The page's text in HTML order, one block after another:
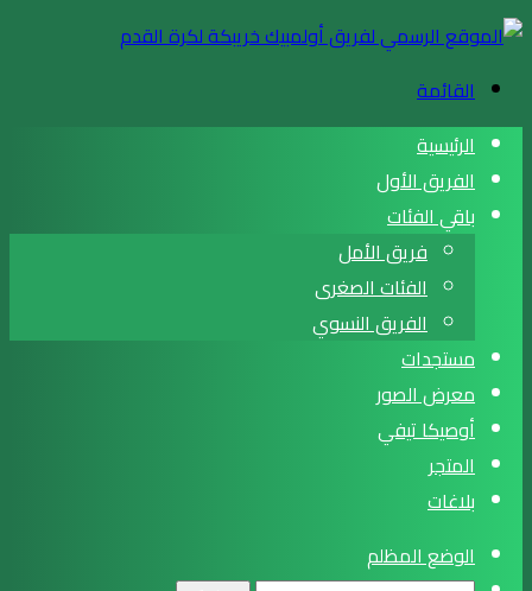
القائمة
الرئيسية
الفريق الأول
باقي الفئات
فريق الأمل
الفئات الصغرى
الفريق النسوي
مستجدات
معرض الصور
أوصيكا تيفي
المتجر
بلاغات
الوضع المظلم